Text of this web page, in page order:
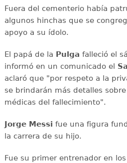
Fuera del cementerio había
algunos hinchas que se
apoyo a su ídolo.
El papá de la Pulga falleció el
informó en un comunicado el
aclaró que "por respeto a la
se brindarán más detalles
médicas del fallecimiento".
Jorge Messi fue una figura
la carrera de su hijo.
Fue su primer entrenador en